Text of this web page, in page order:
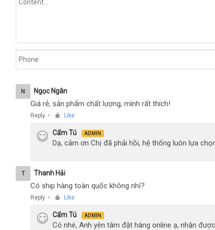
N Ngọc Ngân
Giá rẻ, sản phẩm chất lượng, mình rất thích!
Reply ● Like
Cẩm Tú ADMIN
Dạ, cảm ơn Chị đã phải hồi, hệ thống luôn lựa
T Thanh Hải
Có ship hàng toàn quốc không nhỉ?
Reply ● Like
Cẩm Tú ADMIN
Có nhé, Anh yên tâm đặt hàng online ạ, nhận